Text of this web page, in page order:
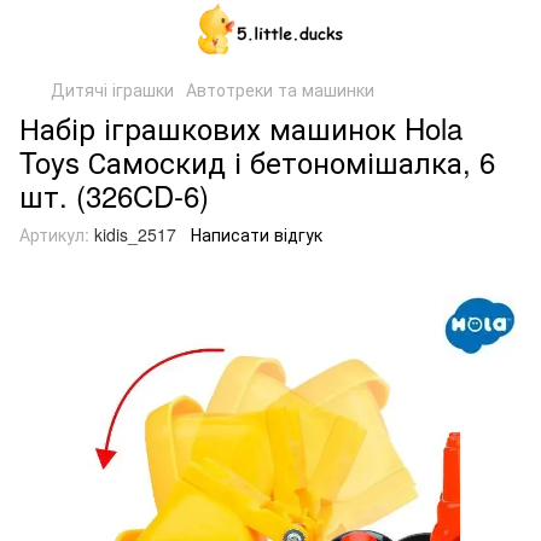
Дитячі іграшки Автотреки та машинки
Набір іграшкових машинок Hola
Toys Самоскид і бетономішалка, 6
шт. (326CD-6)
Артикул: kidis_2517 Написати відгук